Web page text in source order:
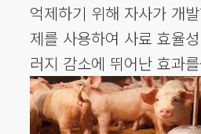
억제하기 위해 자사가 개
제를 사용하여 사료 효율
러지 감소에 뛰어난 효과